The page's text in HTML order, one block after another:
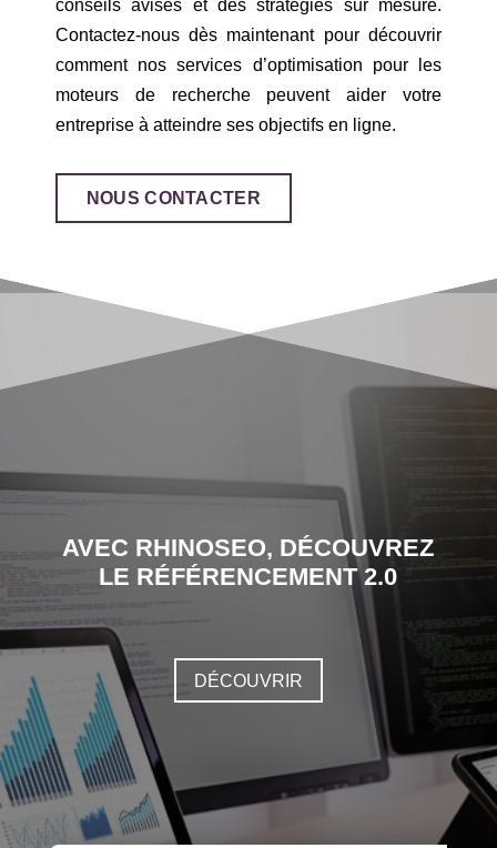
conseils avisés et des stratégies sur mesure.
Contactez-nous dès maintenant pour découvrir
comment nos services d’optimisation pour les
moteurs de recherche peuvent aider votre
entreprise à atteindre ses objectifs en ligne.
NOUS CONTACTER
AVEC RHINOSEO, DÉCOUVREZ
LE RÉFÉRENCEMENT 2.0
DÉCOUVRIR